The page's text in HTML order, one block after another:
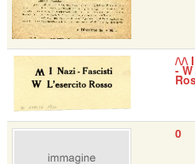
/\/\
-
0